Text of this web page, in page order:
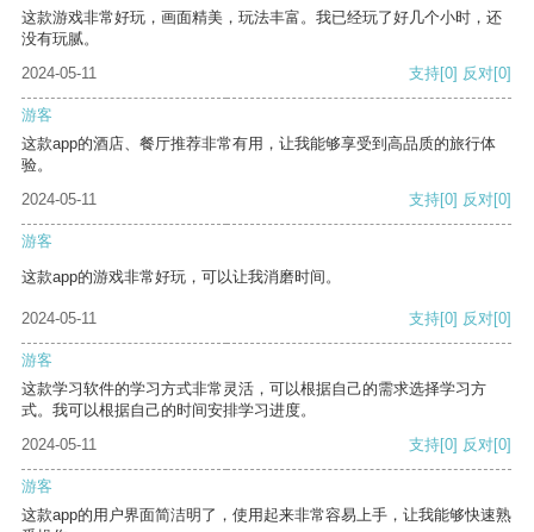
这款游戏非常好玩，画面精美，玩法丰富。我已经玩了好几个小时，还
没有玩腻。
2024-05-11
支持[0] 反对[0]
游客
这款app的酒店、餐厅推荐非常有用，让我能够享受到高品质的旅行体
验。
2024-05-11
支持[0] 反对[0]
游客
这款app的游戏非常好玩，可以让我消磨时间。
2024-05-11 支持[0] 反对[0]
游客
这款学习软件的学习方式非常灵活，可以根据自己的需求选择学习方
式。我可以根据自己的时间安排学习进度。
2024-05-11
支持[0] 反对[0]
游客
这款app的用户界面简洁明了，使用起来非常容易上手，让我能够快速熟